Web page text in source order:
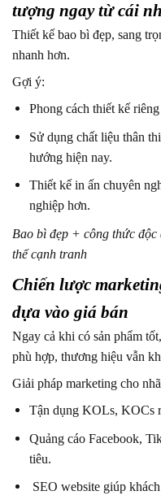
tượng ngay từ cái
Thiết kế bao bì đẹp, sang
nhanh hơn.
Gợi ý:
Phong cách thiết kế
Sử dụng chất liệu thân
hướng hiện nay.
Thiết kế in ấn chuyên
nghiệp hơn.
Bao bì đẹp + công thức
thế cạnh tranh
Chiến lược
dựa vào giá bán
Ngay cả khi có sản phẩm
phù hợp, thương hiệu vẫn
Giải pháp marketing cho
Tận dụng KOLs, KOCs
Quảng cáo Facebook,
tiêu.
SEO website giúp